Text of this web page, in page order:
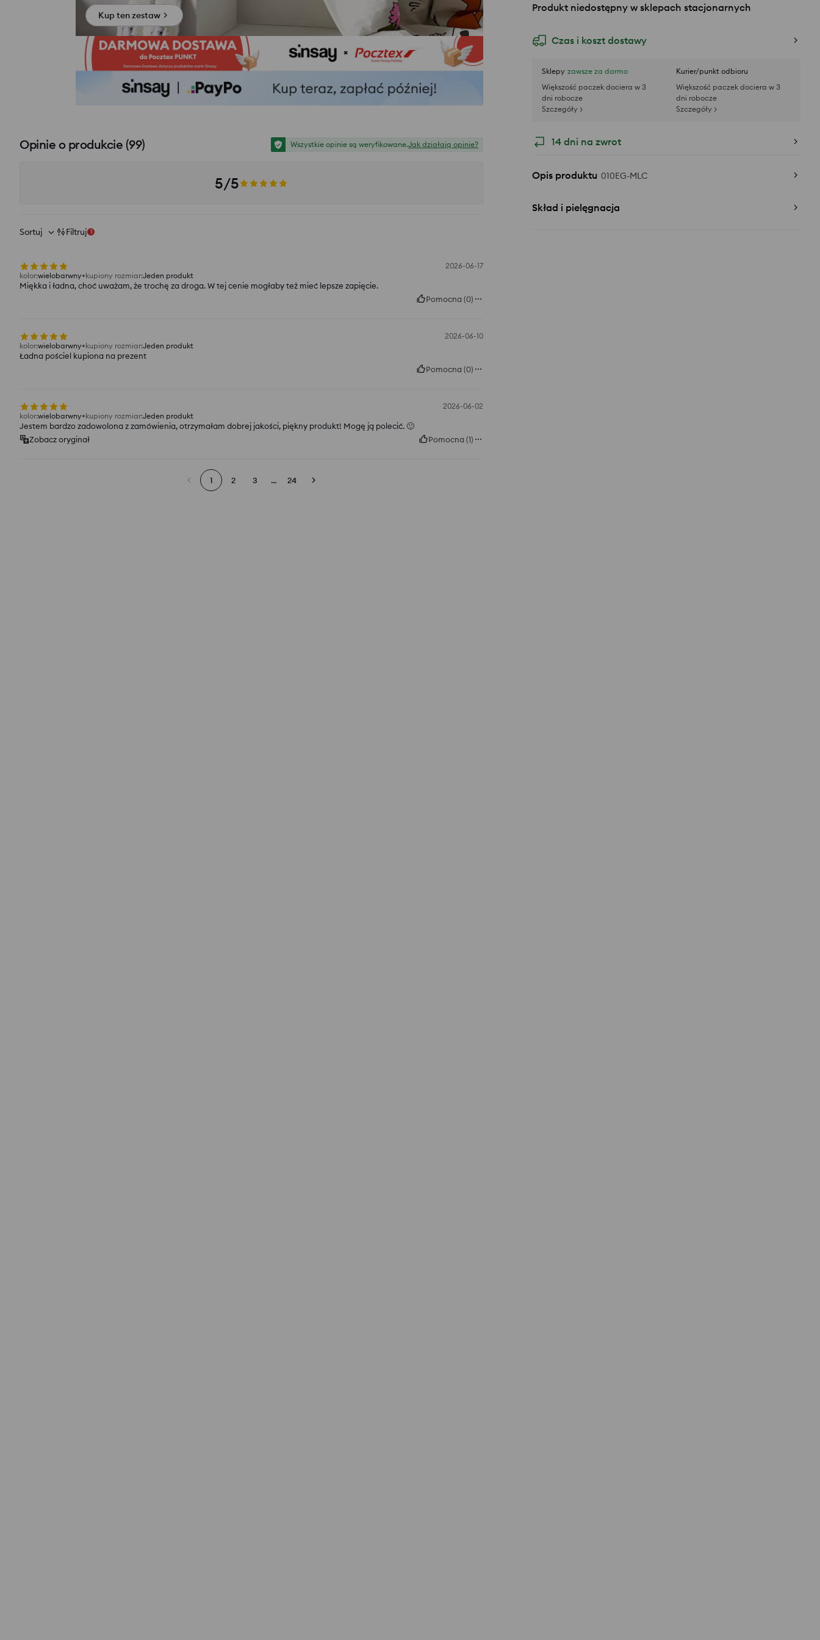
Produkt niedostępny w sklepach stacjonarnych
Czas i koszt dostawy
Sklepy zawsze za darmo
Większość paczek dociera w 3
dni robocze
Szczegóły >
Kurier/punkt odbioru
Większość paczek dociera w 3
dni robocze
Szczegóły >
14 dni na zwrot
Opis produktu 010EG-MLC
Skład i pielęgnacja
Kup ten zestaw
Opinie o produkcie (99) Wszystkie opinie są weryfikowane.Jak działają opinie?
5/5
Sortuj Filtruj 1
2026-06-17
kolor:wielobarwny kupiony rozmiar:Jeden produkt
Miękka i ładna, choć uważam, że trochę za droga. W tej cenie mogłaby też mieć lepsze zapięcie.
Pomocna (0)
2026-06-10
kolor:wielobarwny kupiony rozmiar:Jeden produkt
Ładna pościel kupiona na prezent
Pomocna (0)
2026-06-02
kolor:wielobarwny kupiony rozmiar:Jeden produkt
Jestem bardzo zadowolona z zamówienia, otrzymałam dobrej jakości, piękny produkt! Mogę ją polecić. 🙂
Zobacz oryginał
Pomocna (1)
1 2 3 ... 24